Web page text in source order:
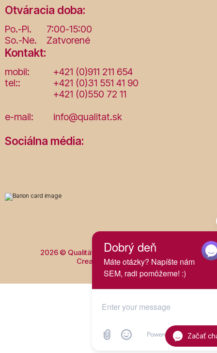
Otváracia doba:
Po.-Pi.
7:00-15:00
So.-Ne.
Zatvorené
Kontakt:
mobil:
+421 (0)911 211 654
tel::
+421 (0)31 551 41 90
+421 (0)550 72 11
e-mail:
info@qualitat.sk
Sociálna média:
2026 © Qualität s.r.o. - All rights reserved.
Created by: yui.sk
Začať